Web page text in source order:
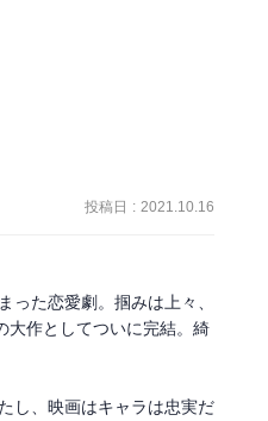
で、最終巻で主役カップル
ラ全員集合のどんちゃん騒
投稿日 : 2021.10.16
た恋愛劇。掴みは上々、
大作としてついに完結。綺
し、映画はキャラは忠実だ